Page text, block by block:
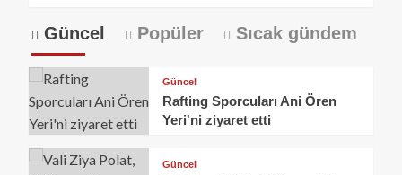
Güncel Popüler Sıcak gündem
Güncel
Rafting Sporcuları Ani Ören
Yeri'ni ziyaret etti
Güncel